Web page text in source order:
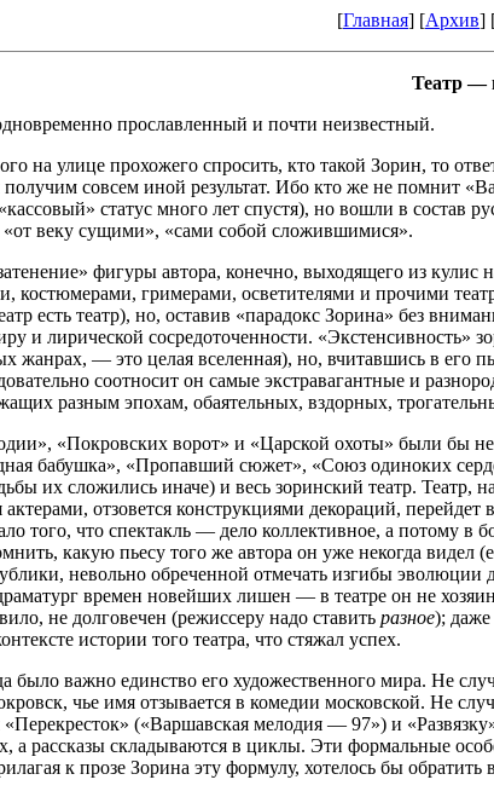
[Главная] [Архив]
Театр —
прославленный и почти неизвестный.
на улице прохожего спросить, кто такой Зорин, то
совсем иной результат. Ибо кто же не помнит
статус много лет спустя), но вошли в состав
«от веку сущими», «сами собой сложившимися».
фигуры автора, конечно, выходящего из
костюмерами, гримерами, осветителями и прочими
есть театр), но, оставив «парадокс Зорина» без
и лирической сосредоточенности. «Экстенсивность»
жанрах, — это целая вселенная), но, вчитавшись в его
соотносит он самые экстравагантные и
разным эпохам, обаятельных, вздорных,
«Покровских ворот» и «Царской охоты» были бы
бабушка», «Пропавший сюжет», «Союз одиноких
их сложились иначе) и весь зоринский театр. Театр,
актерами, отзовется конструкциями декораций,
того, что спектакль — дело коллективное, а потому
какую пьесу того же автора он уже некогда
невольно обреченной отмечать изгибы
времен новейших лишен — в театре он не
не долговечен (режиссеру надо ставить разное); даже
истории того театра, что стяжал успех.
было важно единство его художественного мира. Не
чье имя отзывается в комедии московской. Не
«Перекресток» («Варшавская мелодия — 97») и
а рассказы складываются в циклы. Эти формальные
к прозе Зорина эту формулу, хотелось бы